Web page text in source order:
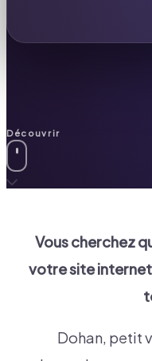
Découvrir
Vous cherchez
votre site
Dohan, petit